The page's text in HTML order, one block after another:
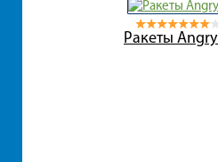
Ракеты